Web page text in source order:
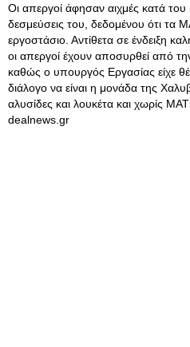
Οι απεργοί άφησαν αιχμές κατά του
δεσμεύσεις του, δεδομένου ότι τα
εργοστάσιο. Αντίθετα σε ένδειξη
οι απεργοί έχουν αποσυρθεί από
καθώς ο υπουργός Εργασίας είχε
διάλογο να είναι η μονάδα της
αλυσίδες και λουκέτα και χωρίς
dealnews.gr